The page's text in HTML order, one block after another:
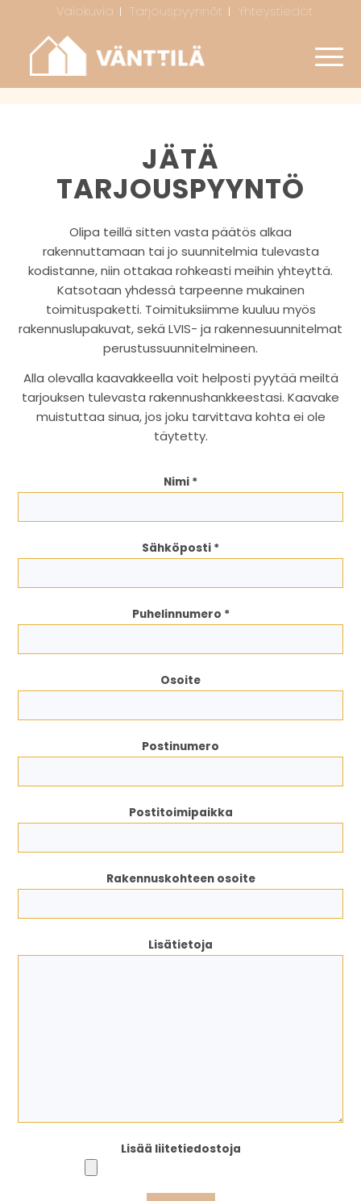
Valokuvia Tarjouspyynnöt Yhteystiedot
JÄTÄ
TARJOUSPYYNTÖ
Olipa teillä sitten vasta päätös alkaa
rakennuttamaan tai jo suunnitelmia tulevasta
kodistanne, niin ottakaa rohkeasti meihin yhteyttä.
Katsotaan yhdessä tarpeenne mukainen
toimituspaketti. Toimituksiimme kuuluu myös
rakennuslupakuvat, sekä LVIS- ja rakennesuunnitelmat
perustussuunnitelmineen.
Alla olevalla kaavakkeella voit helposti pyytää meiltä
tarjouksen tulevasta rakennushankkeestasi. Kaavake
muistuttaa sinua, jos joku tarvittava kohta ei ole
täytetty.
Nimi *
Sähköposti *
Puhelinnumero *
Osoite
Postinumero
Postitoimipaikka
Rakennuskohteen osoite
Lisätietoja
Lisää liitetiedostoja